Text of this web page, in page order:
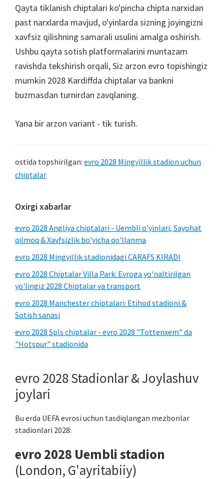
Qayta tiklanish chiptalari ko'pincha chipta narxidan
past narxlarda mavjud, o'yinlarda sizning joyingizni
xavfsiz qilishning samarali usulini amalga oshirish.
Ushbu qayta sotish platformalarini muntazam
ravishda tekshirish orqali, Siz arzon evro topishingiz
mumkin 2028 Kardiffda chiptalar va bankni
buzmasdan turnirdan zavqlaning.
Yana bir arzon variant - tik turish.
ostida topshirilgan: evro 2028 Mingyillik stadion uchun
chiptalar
Asosiy
yon
panel
Oxirgi xabarlar
evro 2028 Angliya chiptalari - Uembli o'yinlari, Sayohat
qilmoq & Xavfsizlik bo'yicha qo'llanma
evro 2028 Mingyillik stadionidagi CARAFS KIRADI
evro 2028 Chiptalar Villa Park: Evroga yo'naltirilgan
yo'lingiz 2028 Chiptalar va transport
evro 2028 Manchester chiptalari: Etihod stadioni &
Sotish sanasi
evro 2028 Spls chiptalar - evro 2028 "Tottenxem" da
"Hotspur" stadionida
evro 2028 Stadionlar & Joylashuv
joylari
Bu erda UEFA evrosi uchun tasdiqlangan mezbonlar
stadionlari 2028:
evro 2028 Uembli stadion
(London, G'ayritabiiy)